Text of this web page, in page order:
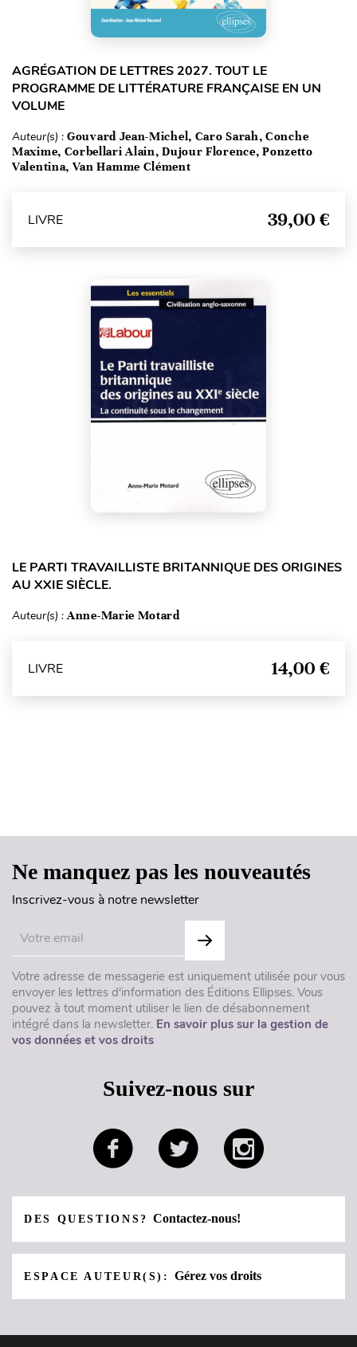
AGRÉGATION DE LETTRES 2027. TOUT LE
PROGRAMME DE LITTÉRATURE FRANÇAISE EN UN
VOLUME
Auteur(s) : Gouvard Jean-Michel, Caro Sarah, Conche
Maxime, Corbellari Alain, Dujour Florence, Ponzetto
Valentina, Van Hamme Clément
LIVRE 39,00 €
LE PARTI TRAVAILLISTE BRITANNIQUE DES ORIGINES
AU XXIE SIÈCLE.
Auteur(s) :Anne-Marie Motard
LIVRE 14,00 €
Ne manquez pas les nouveautés
Inscrivez-vous à notre newsletter
Votre adresse de messagerie est uniquement utilisée pour vous
envoyer les lettres d'information des Éditions Ellipses. Vous
pouvez à tout moment utiliser le lien de désabonnement
intégré dans la newsletter. En savoir plus sur la gestion de
vos données et vos droits
Suivez-nous sur
DES QUESTIONS?Contactez-nous!
ESPACE AUTEUR(S):Gérez vos droits